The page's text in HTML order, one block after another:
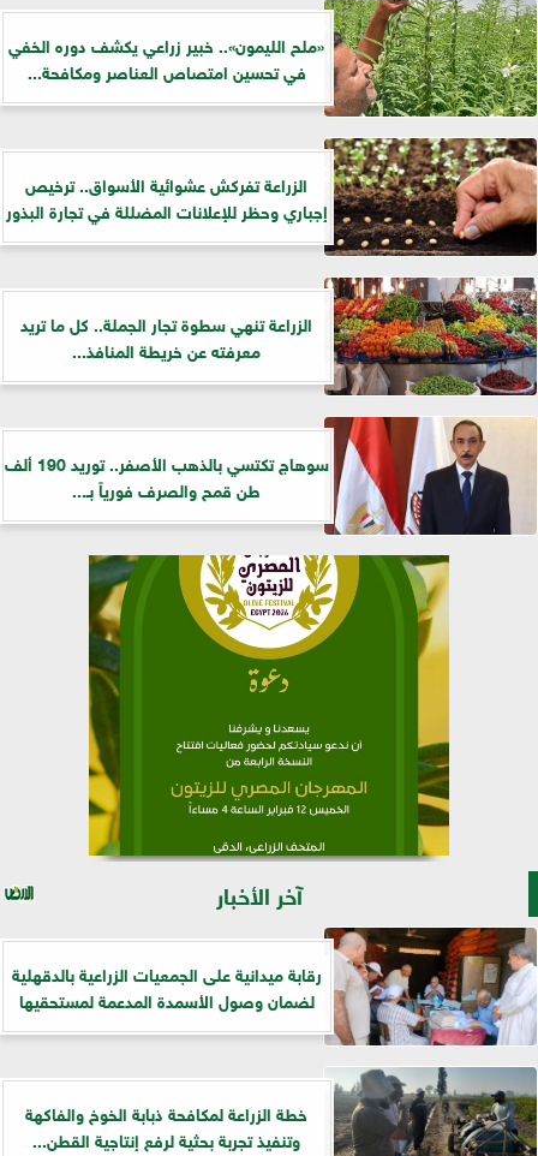
«ملح الليمون».. خبير زراعي يكشف دوره الخفي
في تحسين امتصاص العناصر ومكافحة...
الزراعة تفركش عشوائية الأسواق.. ترخيص
إجباري وحظر للإعلانات المضللة في تجارة البذور
الزراعة تنهي سطوة تجار الجملة.. كل ما تريد
معرفته عن خريطة المنافذ...
سوهاج تكتسي بالذهب الأصفر.. توريد 190 ألف
طن قمح والصرف فورياً بـ...
آخر الأخبار
رقابة ميدانية على الجمعيات الزراعية بالدقهلية
لضمان وصول الأسمدة المدعمة لمستحقيها
خطة الزراعة لمكافحة ذبابة الخوخ والفاكهة
وتنفيذ تجربة بحثية لرفع إنتاجية القطن...